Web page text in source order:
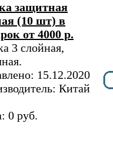
защитная
(10 шт) в
от 4000 р.
3 слойная,
15.12.2020
Китай
0 руб.